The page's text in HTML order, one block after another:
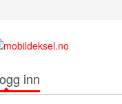
inn